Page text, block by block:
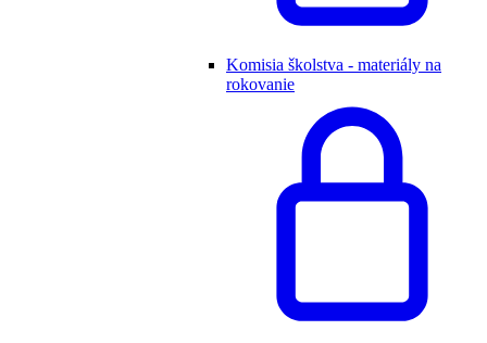
Komisia školstva - materiály na
rokovanie